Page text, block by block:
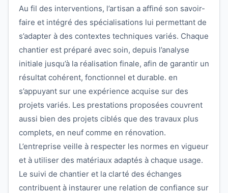
Au fil des interventions, l’artisan a affiné son savoir-
faire et intégré des spécialisations lui permettant de
s’adapter à des contextes techniques variés. Chaque
chantier est préparé avec soin, depuis l’analyse
initiale jusqu’à la réalisation finale, afin de garantir un
résultat cohérent, fonctionnel et durable. en
s’appuyant sur une expérience acquise sur des
projets variés. Les prestations proposées couvrent
aussi bien des projets ciblés que des travaux plus
complets, en neuf comme en rénovation.
L’entreprise veille à respecter les normes en vigueur
et à utiliser des matériaux adaptés à chaque usage.
Le suivi de chantier et la clarté des échanges
contribuent à instaurer une relation de confiance sur